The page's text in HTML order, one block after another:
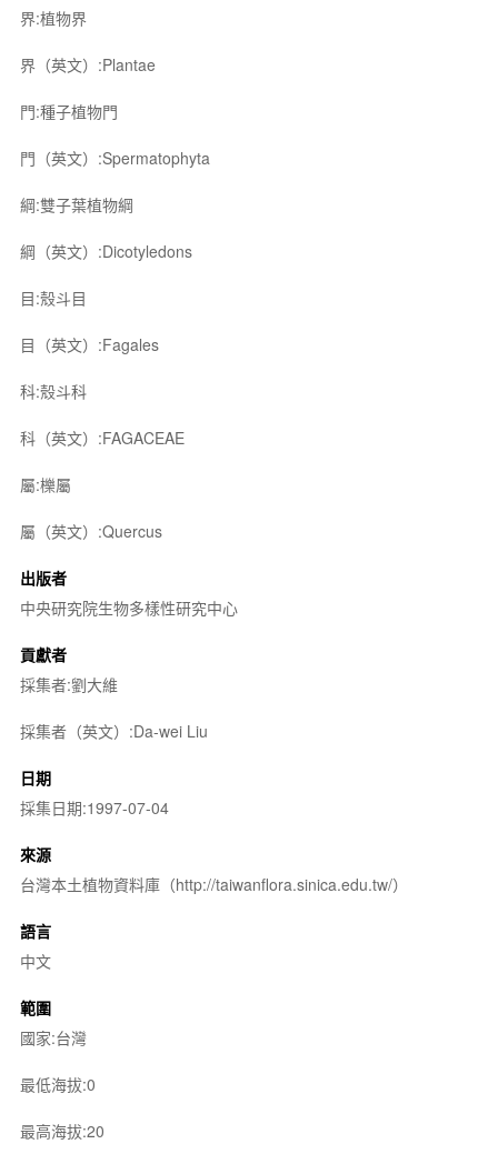
界:植物界
界（英文）:Plantae
門:種子植物門
門（英文）:Spermatophyta
綱:雙子葉植物綱
綱（英文）:Dicotyledons
目:殼斗目
目（英文）:Fagales
科:殼斗科
科（英文）:FAGACEAE
屬:櫟屬
屬（英文）:Quercus
出版者
中央研究院生物多樣性研究中心
貢獻者
採集者:劉大維
採集者（英文）:Da-wei Liu
日期
採集日期:1997-07-04
來源
台灣本土植物資料庫（http://taiwanflora.sinica.edu.tw/）
語言
中文
範圍
國家:台灣
最低海拔:0
最高海拔:20